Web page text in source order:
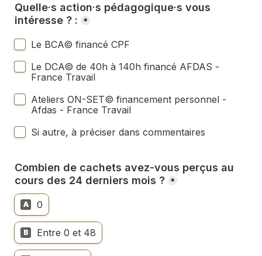
Quelle·s action·s pédagogique·s vous
intéresse ? : *
Le BCA© financé CPF
Le DCA© de 40h à 140h financé AFDAS -
France Travail
Ateliers ON-SET© financement personnel -
Afdas - France Travail
Si autre, à préciser dans commentaires
Combien de cachets avez-vous perçus au
cours des 24 derniers mois ? *
A 0
B Entre 0 et 48